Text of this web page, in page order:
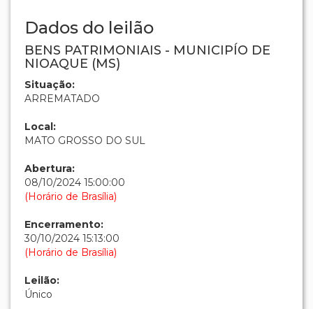
Dados do leilão
BENS PATRIMONIAIS - MUNICIPÍO DE
NIOAQUE (MS)
Situação:
ARREMATADO
Local:
MATO GROSSO DO SUL
Abertura:
08/10/2024 15:00:00
(Horário de Brasília)
Encerramento:
30/10/2024 15:13:00
(Horário de Brasília)
Leilão:
Único